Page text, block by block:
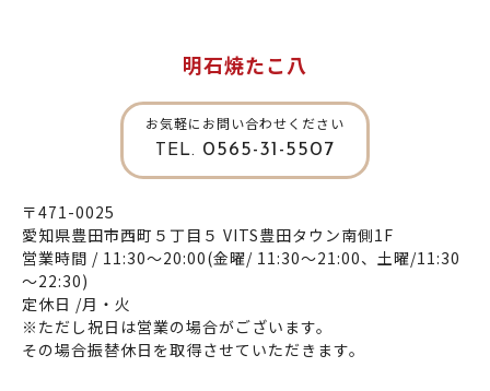
明石焼たこ八
お気軽にお問い合わせください
TEL. 0565-31-5507
〒471-0025
愛知県豊田市西町５丁目５ VITS豊田タウン南側1F
営業時間 / 11:30～20:00(金曜/ 11:30～21:00、土曜/11:30
～22:30)
定休日 /月・火
※ただし祝日は営業の場合がございます。
その場合振替休日を取得させていただきます。